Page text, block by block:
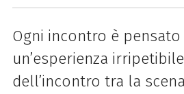
Ogni incontro è
un’esperienza
dell’incontro tra la